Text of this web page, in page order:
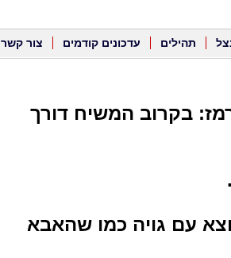
תהילים עדכונים קודמים צור קשר
בקרוב המשיח דורך
עם גויה כמו שהאבא